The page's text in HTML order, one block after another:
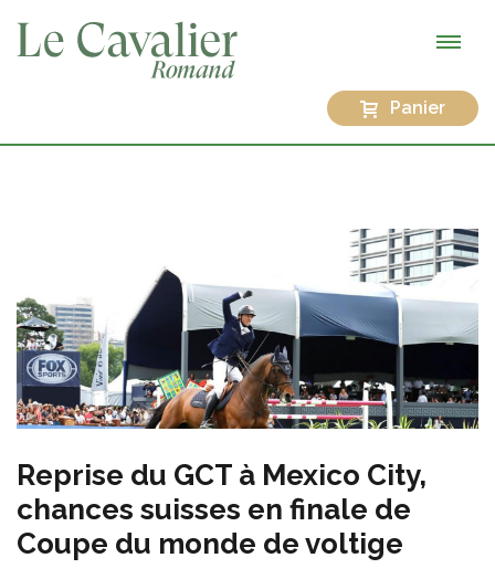
Panier
Reprise du GCT à Mexico City,
chances suisses en finale de
Coupe du monde de voltige